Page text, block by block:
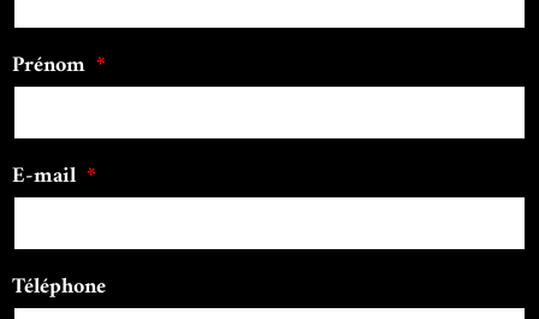
Prénom
E-mail
Téléphone